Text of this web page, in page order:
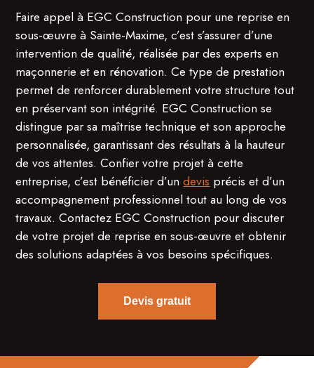
Faire appel à EGC Construction pour une reprise en
sous-œuvre à Sainte-Maxime, c’est s’assurer d’une
intervention de qualité, réalisée par des experts en
maçonnerie et en rénovation. Ce type de prestation
permet de renforcer durablement votre structure tout
en préservant son intégrité. EGC Construction se
distingue par sa maîtrise technique et son approche
personnalisée, garantissant des résultats à la hauteur
de vos attentes. Confier votre projet à cette
entreprise, c’est bénéficier d’undevis précis et d’un
accompagnement professionnel tout au long de vos
travaux. Contactez EGC Construction pour discuter
de votre projet de reprise en sous-œuvre et obtenir
des solutions adaptées à vos besoins spécifiques.
Devis gratuit